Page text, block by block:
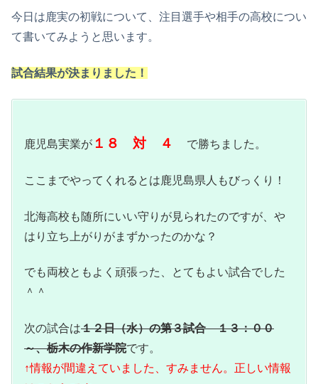
今日は鹿実の初戦について、注目選手や相手の高校につい
て書いてみようと思います。
試合結果が決まりました！
鹿児島実業が １８ 対 ４ で勝ちました。
ここまでやってくれるとは鹿児島県人もびっくり！
北海高校も随所にいい守りが見られたのですが、や
はり立ち上がりがまずかったのかな？
でも両校ともよく頑張った、とてもよい試合でした
＾＾
次の試合は１２日（水）の第３試合 １３：００
～、栃木の作新学院です。
↑情報が間違えていました、すみません。正しい情報